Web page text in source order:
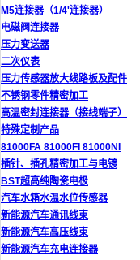
M5连接器（1/4'连接器）
电磁阀连接器
压力变送器
二次仪表
压力传感器放大线路板及配件
不锈钢零件精密加工
高温密封连接器（接线端子）
特殊定制产品
81000FA 81000FI 81000NI
插针、插孔精密加工与电镀
BST超高纯陶瓷电极
汽车水箱水温水位传感器
新能源汽车通讯线束
新能源汽车高压线束
新能源汽车充电连接器